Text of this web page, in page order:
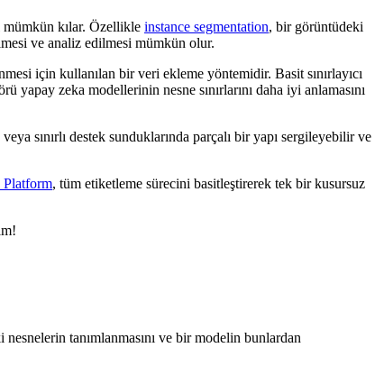
mümkün kılar. Özellikle instance segmentation, bir görüntüdeki
ve analiz edilmesi mümkün olur.
için kullanılan bir veri ekleme yöntemidir. Basit sınırlayıcı
yapay zeka modellerinin nesne sınırlarını daha iyi anlamasını
sınırlı destek sunduklarında parçalı bir yapı sergileyebilir ve
, tüm etiketleme sürecini basitleştirerek tek bir kusursuz
tanımlanmasını ve bir modelin bunlardan